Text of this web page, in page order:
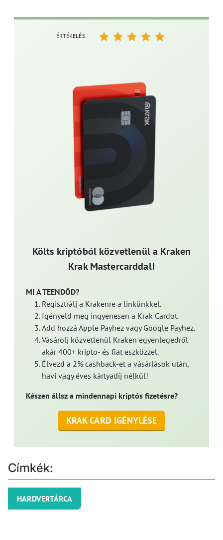
Költs kriptóból közvetlenül a Kraken
Krak Mastercarddal!
MI A TEENDŐD?
Regisztrálj a Krakenre a linkünkkel.
Igényeld meg ingyenesen a Krak Cardot.
Add hozzá Apple Payhez vagy Google Payhez.
Vásárolj közvetlenül Kraken egyenlegedről
akár 400+ kripto- és fiat eszközzel.
Élvezd a 2% cashback-et a vásárlások után,
havi vagy éves kártyadíj nélkül!
Készen állsz a mindennapi kriptós fizetésre?
KRAK CARD IGÉNYLÉSE
ÉRTÉKELÉS
Címkék:
HARDVERTÁRCA